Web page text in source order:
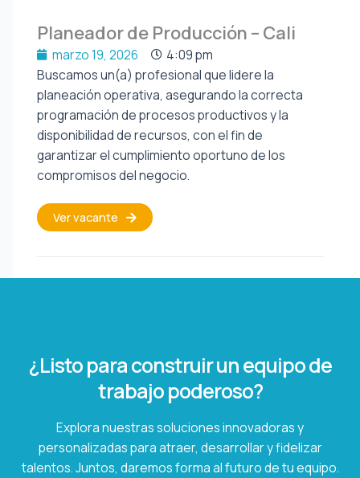
Planeador de Producción – Cali
marzo 19, 2026
4:09 pm
Buscamos un(a) profesional que lidere la
planeación operativa, asegurando la correcta
programación de procesos productivos y la
disponibilidad de recursos, con el fin de
garantizar el cumplimiento oportuno de los
compromisos del negocio.
Ver vacante
¿Listo para construir un equipo de
trabajo poderoso?
Explora nuestras soluciones innovadoras y
personalizadas para atraer, desarrollar y fidelizar
talentos. Juntos, daremos forma al futuro de tu equipo.